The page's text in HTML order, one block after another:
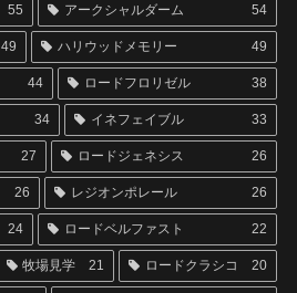
55 アークシャルダーム 54
49 ハリウッドメモリー 49
44 ロードフロリゼル 38
34 イネフェイブル 33
27 ロードジェネシス 26
26 レジオンポレール 26
24 ロードベルファスト 22
牧場見学 21 ロードクラシコ 20